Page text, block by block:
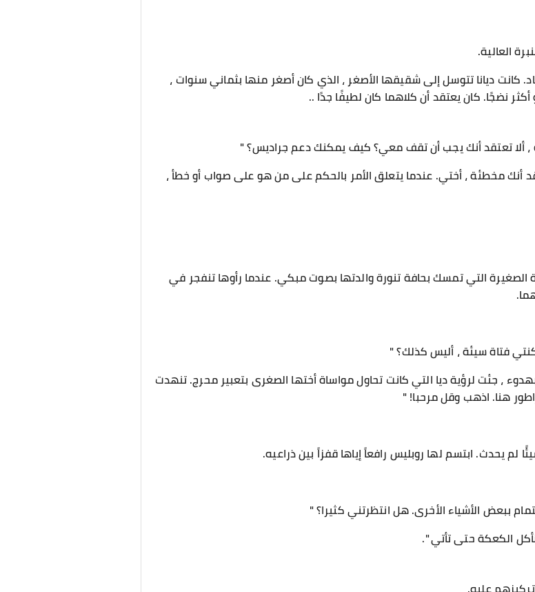
العالية.
كانت ديانا تتوسل إلى شقيقها الأصغر ، الذي كان أصغر منها بثماني سنوات ،
أكثر نضجًا. كان يعتقد أن كلاهما كان لطيفًا جدًا ..
، ألا تعتقد أنك يجب أن تقف معي؟ كيف يمكنك دعم جراديس؟ "
أنك مخطئة ، أختي. عندما يتعلق الأمر بالحكم على من هو على صواب أو خطأ ،
الصغيرة التي تمسك بحافة تنورة والدتها بصوت مبكي. عندما رأوها تنفجر في
فتاة سيئة ، أليس كذلك؟ "
، جئت لرؤية ديا التي كانت تحاول مواساة أختها الصغرى بتعبير محرج. تنهدت
هنا. اذهب وقل مرحبا! "
يحدث. ابتسم لها روبليس رافعاً إياها قفزاً بين ذراعيه.
ببعض الأشياء الأخرى. هل انتظرتني كثيرا؟ "
نأكل الكعكة حتى تأتي ".